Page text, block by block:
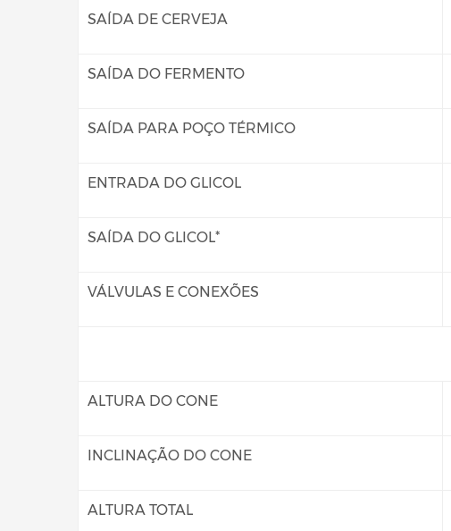
SAÍDA DE CERVEJA
SAÍDA DO FERMENTO
SAÍDA PARA POÇO TÉRMICO
ENTRADA DO GLICOL
SAÍDA DO GLICOL*
VÁLVULAS E CONEXÕES
ALTURA DO CONE
INCLINAÇÃO DO CONE
ALTURA TOTAL